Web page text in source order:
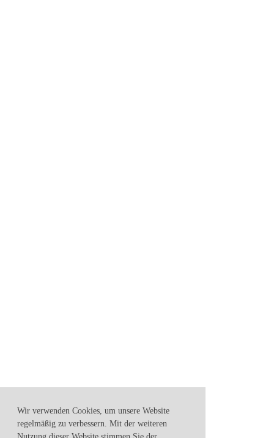
Wir verwenden Cookies, um unsere Website
regelmäßig zu verbessern. Mit der weiteren